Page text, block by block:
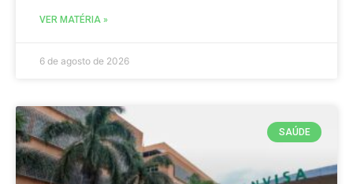
VER MATÉRIA »
6 de agosto de 2026
SAÚDE